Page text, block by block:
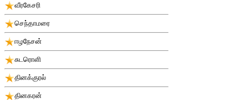
வீரகேசரி
செந்தாமரை
ஈழநேசன்
சுடரொளி
தினக்குரல்
தினகரன்